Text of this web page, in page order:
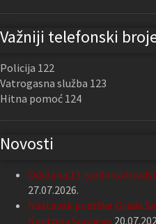
Važniji telefonski
Policija 122
Vatrogasna služba 123
Hitna pomoć 124
Novosti
Održana 13. sjednica
27.07.2026.
Nastavak podrške Grada
Kantona Sarajevo